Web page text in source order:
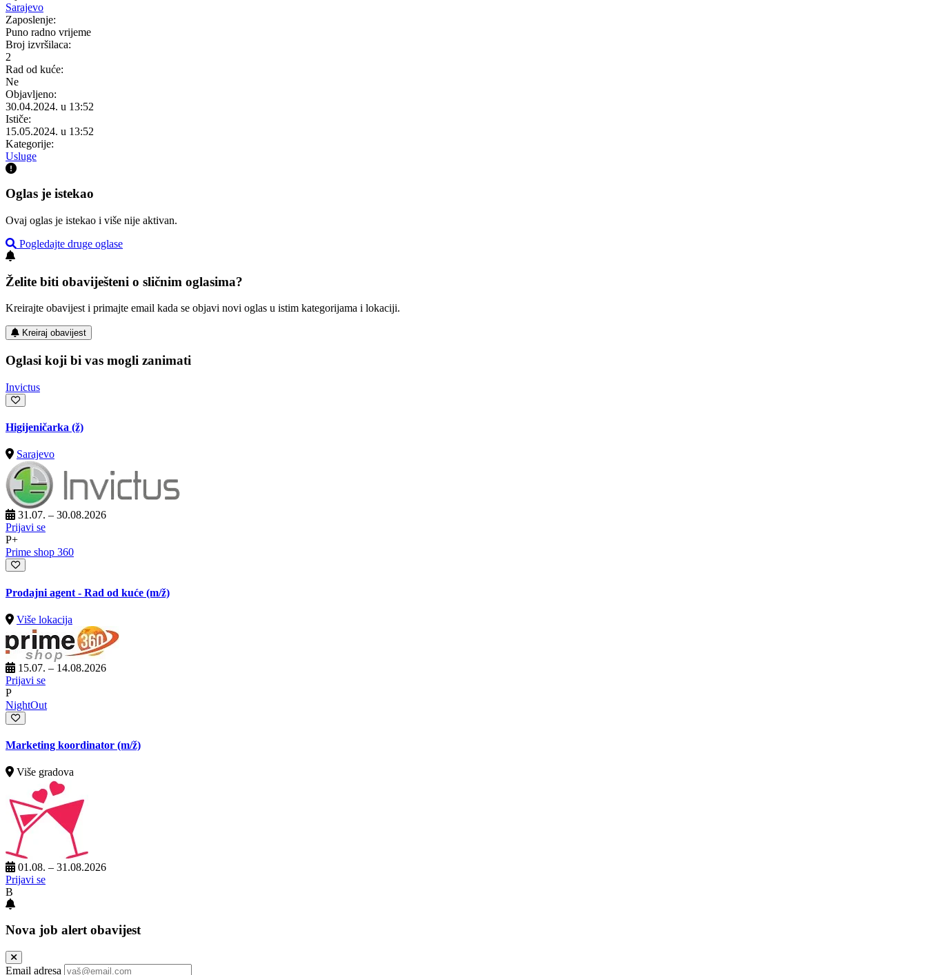
Sarajevo
Zaposlenje:
Puno radno vrijeme
Broj izvršilaca:
2
Rad od kuće:
Ne
Objavljeno:
30.04.2024. u 13:52
Ističe:
15.05.2024. u 13:52
Kategorije:
Usluge
Oglas je istekao
Ovaj oglas je istekao i više nije aktivan.
Pogledajte druge oglase
Želite biti obaviješteni o sličnim oglasima?
Kreirajte obavijest i primajte email kada se objavi novi oglas u istim kategorijama i lokaciji.
Kreiraj obavijest
Oglasi koji bi vas mogli zanimati
Invictus
Higijeničarka (ž)
Sarajevo
31.07. – 30.08.2026
Prijavi se
P+
Prime shop 360
Prodajni agent - Rad od kuće (m/ž)
Više lokacija
15.07. – 14.08.2026
Prijavi se
P
NightOut
Marketing koordinator (m/ž)
Više gradova
01.08. – 31.08.2026
Prijavi se
B
Nova job alert obavijest
Email adresa